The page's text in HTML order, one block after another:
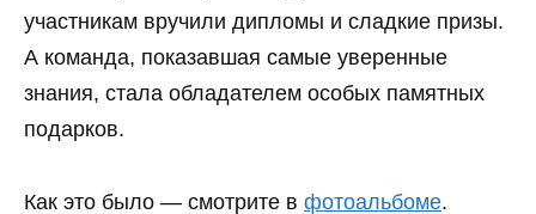
участникам вручили дипломы и сладкие призы.
А команда, показавшая самые уверенные
знания, стала обладателем особых памятных
подарков.
Как это было — смотрите в фотоальбоме.